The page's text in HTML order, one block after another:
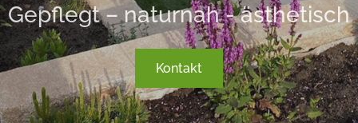
Gepflegt – naturnah - ästhetisch
Kontakt